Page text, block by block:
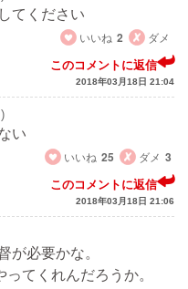
てください
いいね 2 ダメ
このコメントに返信
2018年03月18日 21:04
い
いいね 25 ダメ 3
このコメントに返信
2018年03月18日 21:06
が必要かな。
てくれんだろうか。